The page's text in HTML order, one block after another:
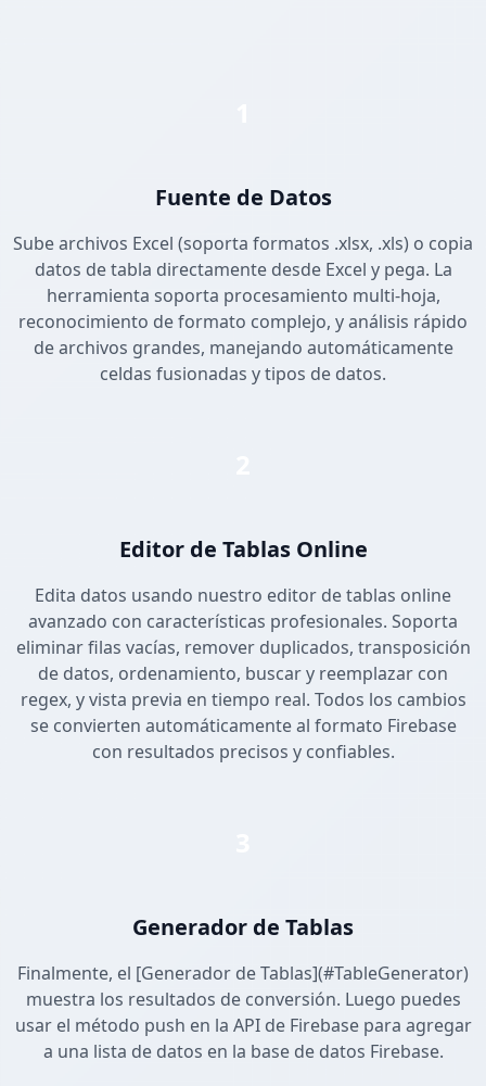
Fuente de Datos
Sube archivos Excel (soporta formatos .xlsx, .xls) o copia
datos de tabla directamente desde Excel y pega. La
herramienta soporta procesamiento multi-hoja,
reconocimiento de formato complejo, y análisis rápido
de archivos grandes, manejando automáticamente
celdas fusionadas y tipos de datos.
Editor de Tablas Online
Edita datos usando nuestro editor de tablas online
avanzado con características profesionales. Soporta
eliminar filas vacías, remover duplicados, transposición
de datos, ordenamiento, buscar y reemplazar con
regex, y vista previa en tiempo real. Todos los cambios
se convierten automáticamente al formato Firebase
con resultados precisos y confiables.
Generador de Tablas
Finalmente, el [Generador de Tablas](#TableGenerator)
muestra los resultados de conversión. Luego puedes
usar el método push en la API de Firebase para agregar
a una lista de datos en la base de datos Firebase.